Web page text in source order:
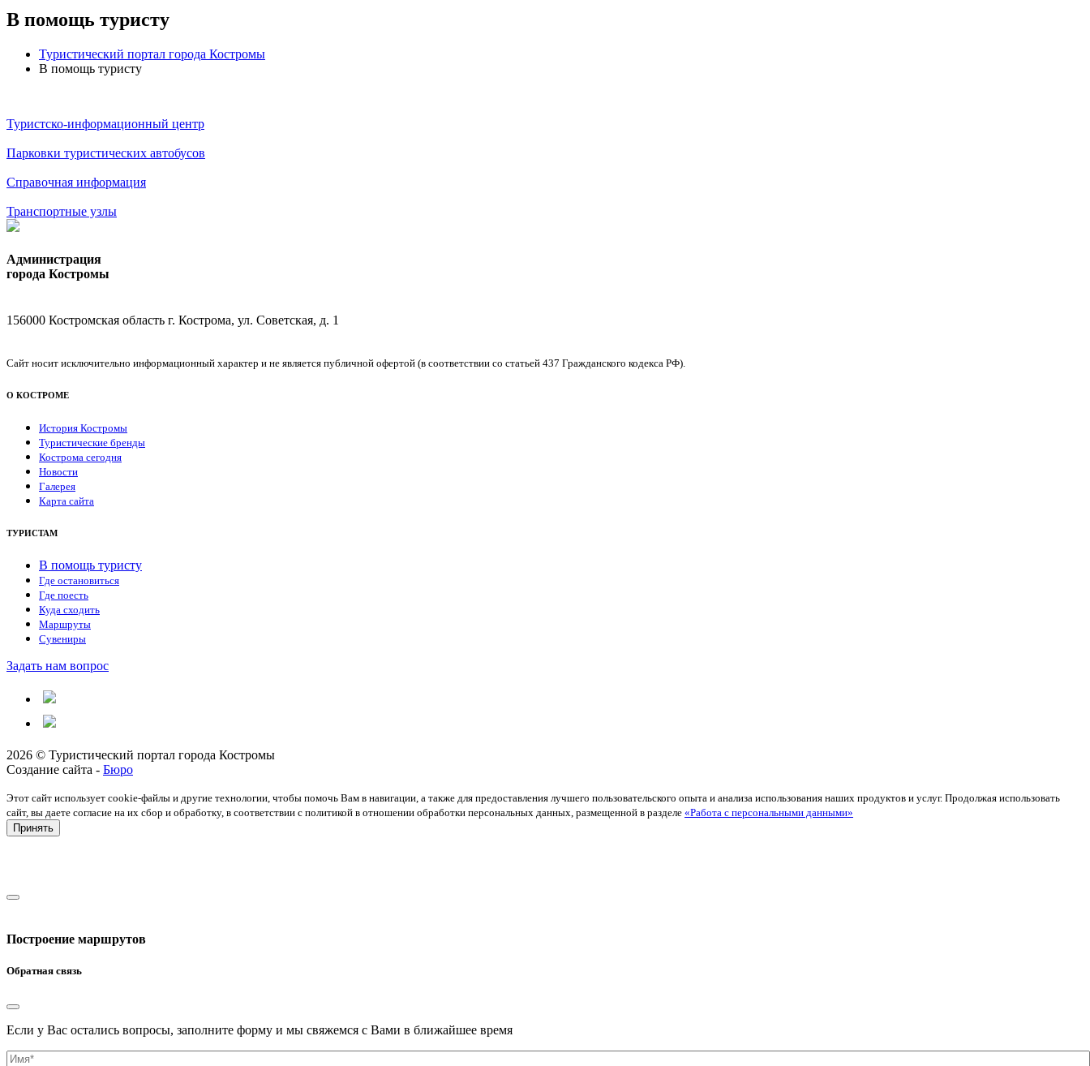
В помощь туристу
Туристический портал города Костромы
В помощь туристу
Туристско-информационный центр
Парковки туристических автобусов
Справочная информация
Транспортные узлы
Администрация
города Костромы
156000 Костромская область г. Кострома, ул. Советская, д. 1
Сайт носит исключительно информационный характер и не является публичной офертой (в соответствии со статьей 437 Гражданского кодекса РФ).
О КОСТРОМЕ
История Костромы
Туристические бренды
Кострома сегодня
Новости
Галерея
Карта сайта
ТУРИСТАМ
В помощь туристу
Где остановиться
Где поесть
Куда сходить
Маршруты
Сувениры
Задать нам вопрос
2026 © Туристический портал города Костромы
Создание сайта - Бюро
Этот сайт использует cookie-файлы и другие технологии, чтобы помочь Вам в навигации, а также для предоставления лучшего пользовательского опыта и анализа использования наших продуктов и услуг. Продолжая использовать
сайт, вы даете согласие на их сбор и обработку, в соответствии с политикой в отношении обработки персональных данных, размещенной в разделе «Работа с персональными данными»
Принять
Построение маршрутов
Обратная связь
Если у Вас остались вопросы, заполните форму и мы свяжемся с Вами в ближайшее время